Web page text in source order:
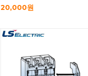
20,000원